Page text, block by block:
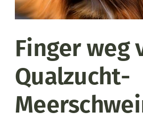
Finger weg
Qualzucht-